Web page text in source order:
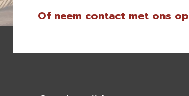
Of neem contact met ons op